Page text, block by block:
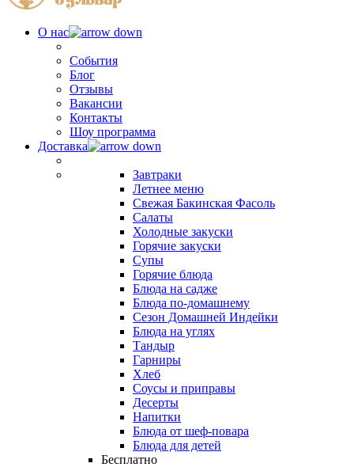
О нас
События
Блог
Отзывы
Вакансии
Контакты
Шоу программа
Доставка
Завтраки
Летнее меню
Свежая Бакинская Фасоль
Салаты
Холодные закуски
Горячие закуски
Супы
Горячие блюда
Блюда на садже
Блюда по-домашнему
Сезон Домашней Индейки
Блюда на углях
Тандыр
Гарниры
Хлеб
Соусы и приправы
Десерты
Напитки
Блюда от шеф-повара
Блюда для детей
Бесплатно